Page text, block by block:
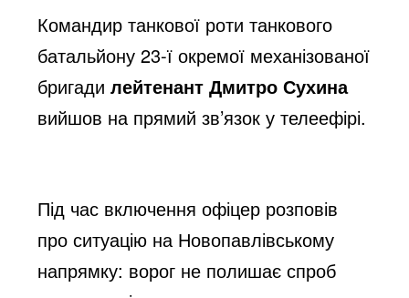
y
V
d
e
Командир танкової роти танкового
батальйону 23-ї окремої механізованої
бригадилейтенант Дмитро Сухина
вийшов на прямий зв’язок у телеефірі.
Під час включення офіцер розповів
про ситуацію на Новопавлівському
напрямку: ворог не полишає спроб